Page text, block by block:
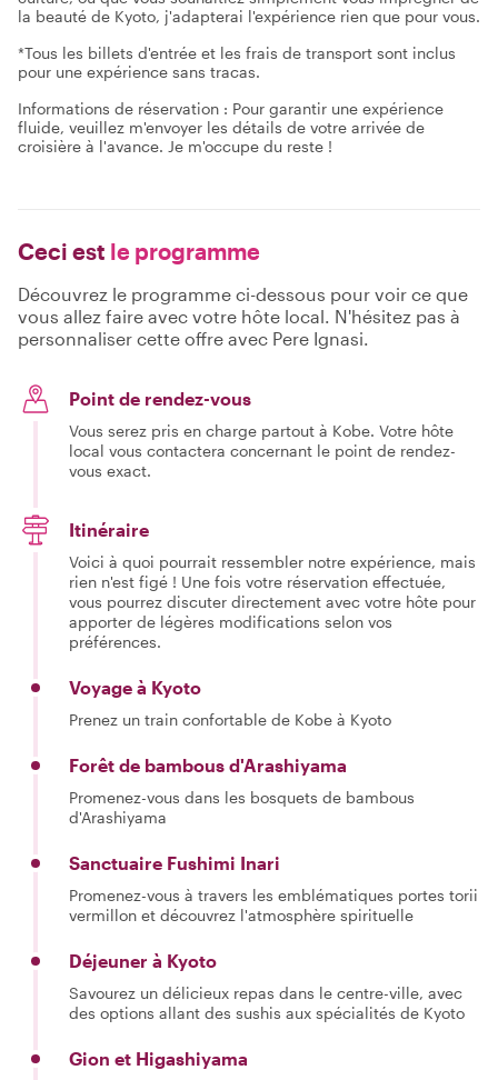
la beauté de Kyoto, j'adapterai l'expérience rien que pour vous.
*Tous les billets d'entrée et les frais de transport sont inclus
pour une expérience sans tracas.
Informations de réservation : Pour garantir une expérience
fluide, veuillez m'envoyer les détails de votre arrivée de
croisière à l'avance. Je m'occupe du reste !
Ceci est le programme
Découvrez le programme ci-dessous pour voir ce que
vous allez faire avec votre hôte local. N'hésitez pas à
personnaliser cette offre avec Pere Ignasi.
Point de rendez-vous
Vous serez pris en charge partout à Kobe. Votre hôte
local vous contactera concernant le point de rendez-
vous exact.
Itinéraire
Voici à quoi pourrait ressembler notre expérience, mais
rien n'est figé ! Une fois votre réservation effectuée,
vous pourrez discuter directement avec votre hôte pour
apporter de légères modifications selon vos
préférences.
Voyage à Kyoto
Prenez un train confortable de Kobe à Kyoto
Forêt de bambous d'Arashiyama
Promenez-vous dans les bosquets de bambous
d'Arashiyama
Sanctuaire Fushimi Inari
Promenez-vous à travers les emblématiques portes torii
vermillon et découvrez l'atmosphère spirituelle
Déjeuner à Kyoto
Savourez un délicieux repas dans le centre-ville, avec
des options allant des sushis aux spécialités de Kyoto
Gion et Higashiyama